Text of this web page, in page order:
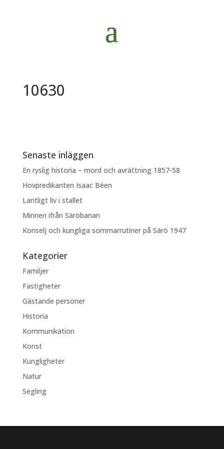
10630
Senaste inläggen
En ryslig historia – mord och avrättning 1857-58
Hovpredikanten Isaac Béen
Lantligt liv i stallet
Minnen ifrån Säröbanan
Konselj och kungliga sommarrutiner på Särö 1947
Kategorier
Familjer
Fastigheter
Gästande personer
Historia
Kommunikation
Konst
Kungligheter
Natur
Segling